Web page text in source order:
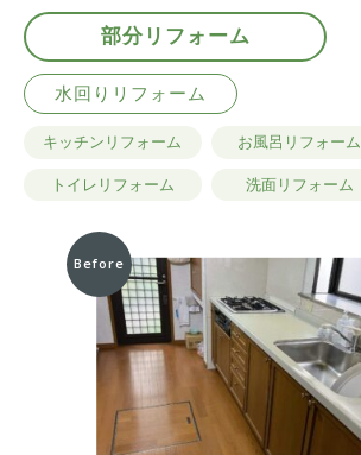
部分リフォーム
水回りリフォーム
キッチンリフォーム お風呂リフォーム
トイレリフォーム 洗面リフォーム
Before